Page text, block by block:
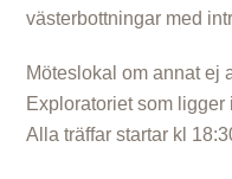
västerbottningar med
Möteslokal om annat ej
Exploratoriet som
Alla träffar startar kl